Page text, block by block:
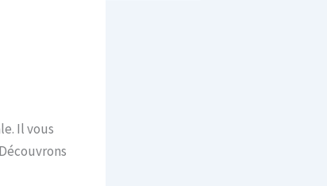
Il vous